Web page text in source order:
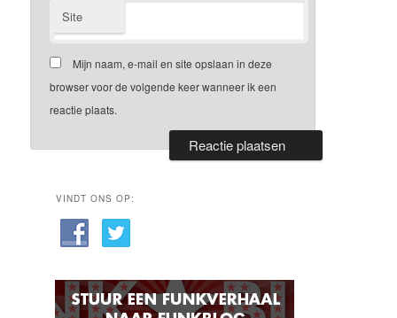
Site
Mijn naam, e-mail en site opslaan in deze
browser voor de volgende keer wanneer ik een
reactie plaats.
VINDT ONS OP: